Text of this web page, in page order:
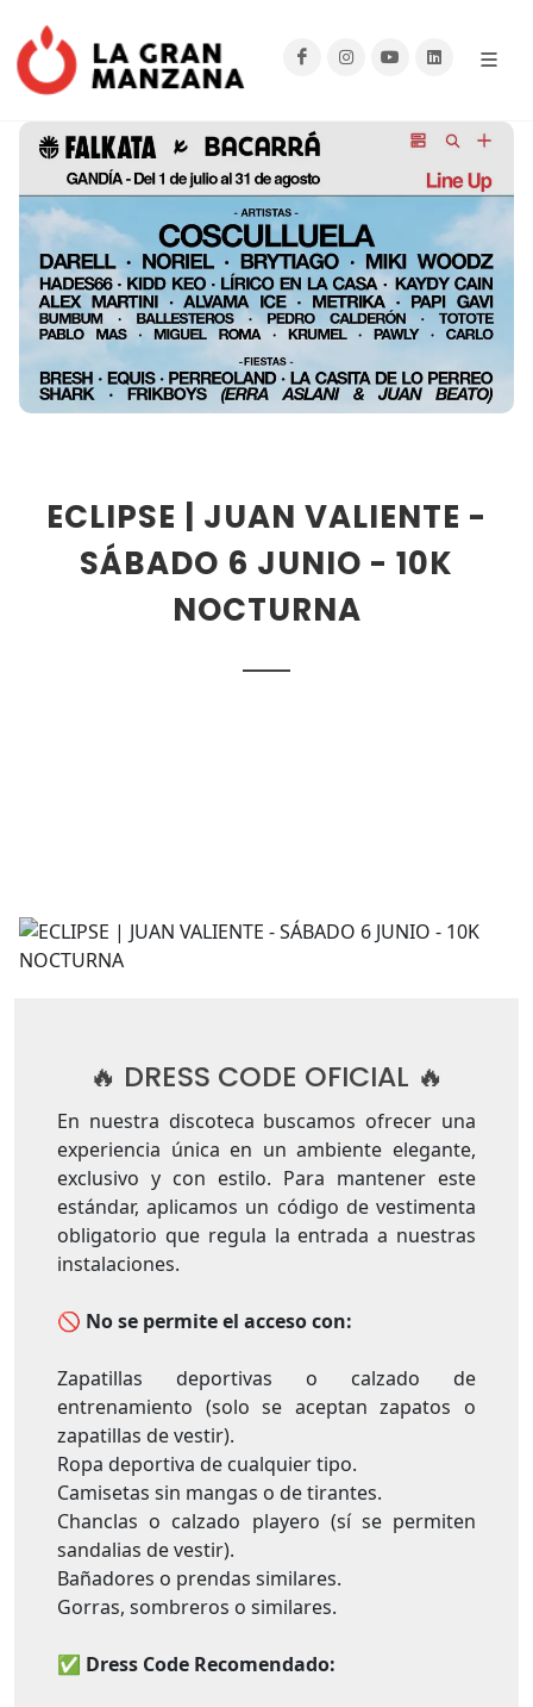
ECLIPSE | JUAN VALIENTE -
SÁBADO 6 JUNIO - 10K
NOCTURNA
🔥 DRESS CODE OFICIAL 🔥
En nuestra discoteca buscamos ofrecer una
experiencia única en un ambiente elegante,
exclusivo y con estilo. Para mantener este
estándar, aplicamos un código de vestimenta
obligatorio que regula la entrada a nuestras
instalaciones.
🚫 No se permite el acceso con:
Zapatillas deportivas o calzado de
entrenamiento (solo se aceptan zapatos o
zapatillas de vestir).
Ropa deportiva de cualquier tipo.
Camisetas sin mangas o de tirantes.
Chanclas o calzado playero (sí se permiten
sandalias de vestir).
Bañadores o prendas similares.
Gorras, sombreros o similares.
✅ Dress Code Recomendado: